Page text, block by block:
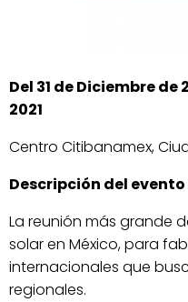
Del 31 de Diciembre de
2021
Centro Citibanamex,
Descripción del evento
La reunión más grande
solar en México, para
internacionales que
regionales.